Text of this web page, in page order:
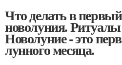
Что делать в
новолуния.
Новолуние - это
лунного месяца.